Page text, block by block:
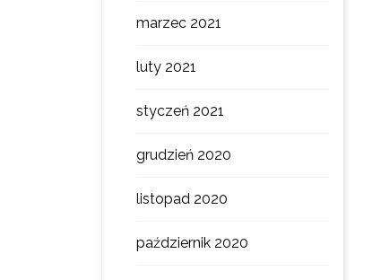
marzec 2021
luty 2021
styczeń 2021
grudzień 2020
listopad 2020
październik 2020